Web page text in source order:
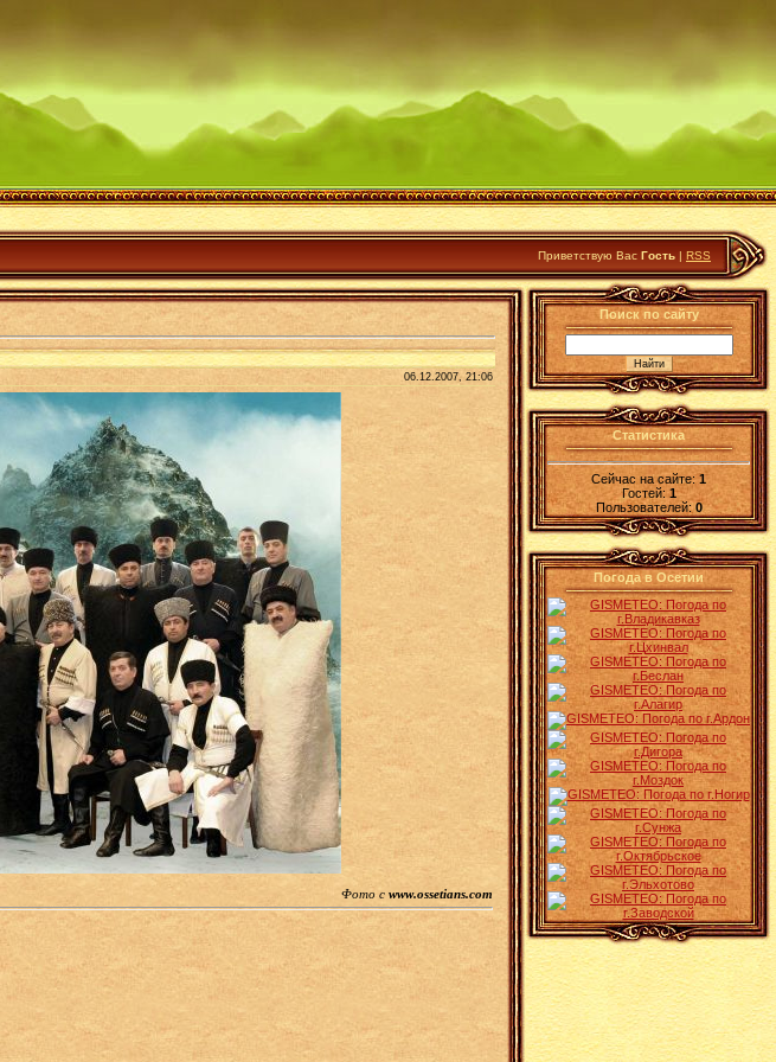
Приветствую Вас Гость | RSS
06.12.2007, 21:06
Фото с www.ossetians.com
Поиск по сайту
Статистика
Сейчас на сайте: 1
Гостей:1
Пользователей: 0
Погода в Осетии